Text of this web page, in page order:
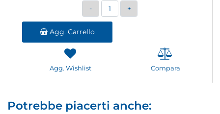
Quantità
Agg. Carrello
Agg. Wishlist Compara
Potrebbe piacerti anche: